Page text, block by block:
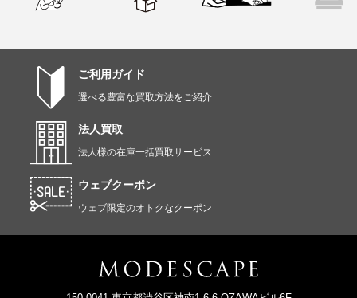
ご利用ガイド
選べる豊富な買取方法をご紹介
法人買取
法人様の在庫一括買取サービス
ウェブクーポン
ウェブ限定のオトクなクーポン